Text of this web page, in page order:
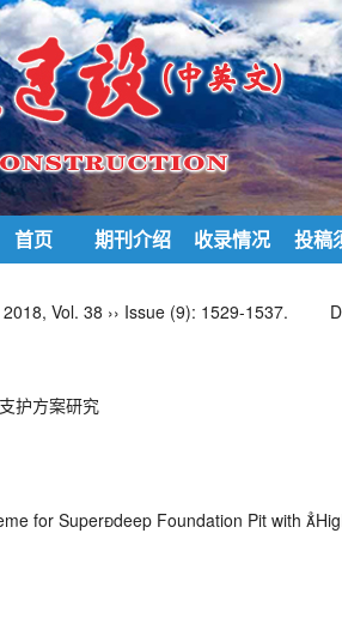
首页 期刊介绍 收录情况 投稿
2018, Vol. 38 ›› Issue (9): 1529-1537.
护方案研究
for Superdeep Foundation Pit with